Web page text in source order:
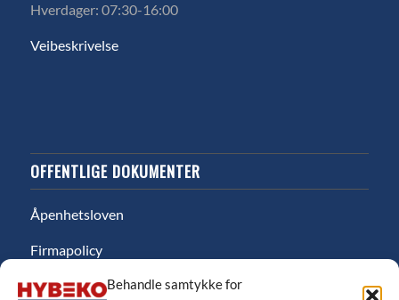
Behandle samtykke for
Hverdager: 07:30-16:00
Veibeskrivelse
OFFENTLIGE DOKUMENTER
Åpenhetsloven
Firmapolicy
Miljø